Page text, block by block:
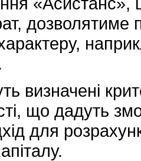
дозволятиме
визначені
що дадуть
для